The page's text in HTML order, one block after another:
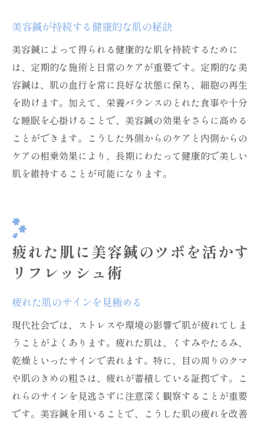
美容鍼が持続する健康的な肌の秘訣
美容鍼によって得られる健康的な肌を持続するために
は、定期的な施術と日常のケアが重要です。定期的な美
容鍼は、肌の血行を常に良好な状態に保ち、細胞の再生
を助けます。加えて、栄養バランスのとれた食事や十分
な睡眠を心掛けることで、美容鍼の効果をさらに高める
ことができます。こうした外側からのケアと内側からの
ケアの相乗効果により、長期にわたって健康的で美しい
肌を維持することが可能になります。
疲れた肌に美容鍼のツボを活かす
リフレッシュ術
疲れた肌のサインを見極める
現代社会では、ストレスや環境の影響で肌が疲れてしま
うことがよくあります。疲れた肌は、くすみやたるみ、
乾燥といったサインで表れます。特に、目の周りのクマ
や肌のきめの粗さは、疲れが蓄積している証拠です。こ
れらのサインを見逃さずに注意深く観察することが重要
です。美容鍼を用いることで、こうした肌の疲れを改善